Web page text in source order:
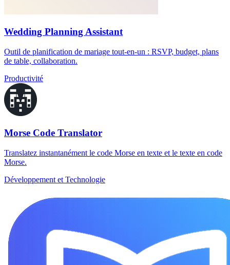
Wedding Planning Assistant
Outil de planification de mariage tout-en-un : RSVP, budget, plans
de table, collaboration.
Productivité
Morse Code Translator
Translatez instantanément le code Morse en texte et le texte en code
Morse.
Développement et Technologie